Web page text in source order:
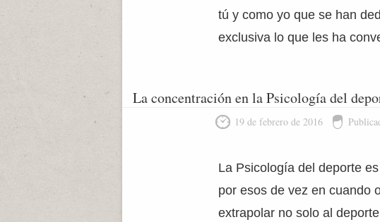
tú y como yo que se han
exclusiva lo que les ha
La concentración en la Psicología del
19 de febrero de 2016
La Psicología del deporte
por esos de vez en cuando
extrapolar no solo al